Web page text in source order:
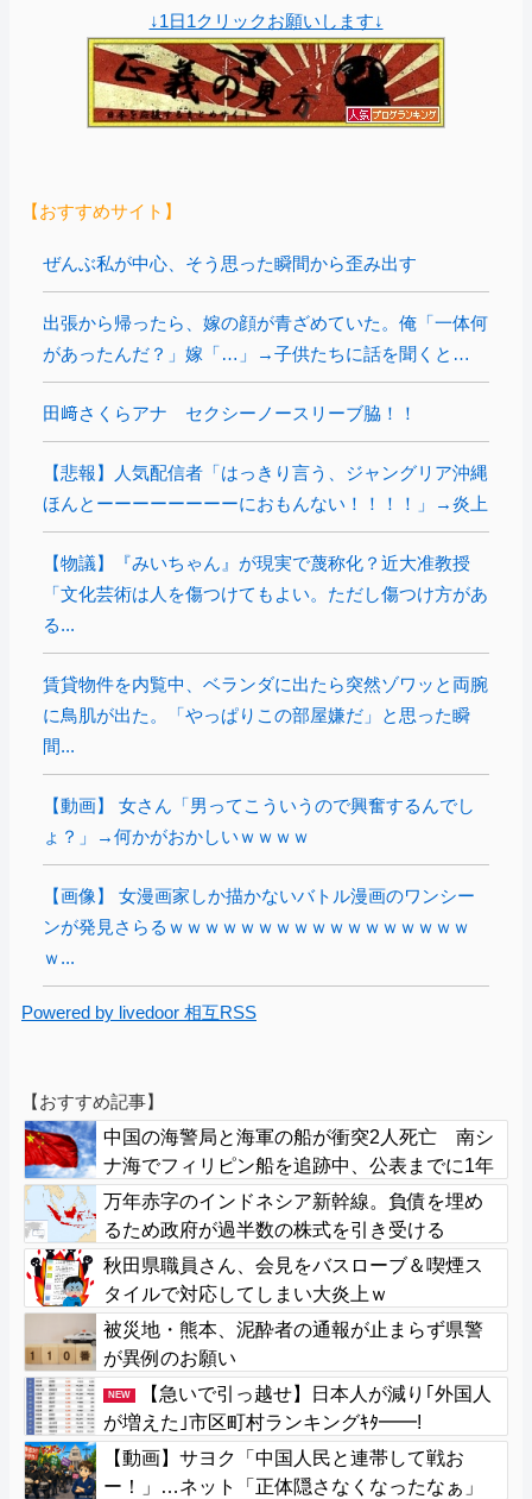
↓1日1クリックお願いします↓
【おすすめサイト】
ぜんぶ私が中心、そう思った瞬間から歪み出す
出張から帰ったら、嫁の顔が青ざめていた。俺「一体何
があったんだ？」嫁「…」→子供たちに話を聞くと…
田﨑さくらアナ セクシーノースリーブ脇！！
【悲報】人気配信者「はっきり言う、ジャングリア沖縄
ほんとーーーーーーーーにおもんない！！！！」→炎上
【物議】『みいちゃん』が現実で蔑称化？近大准教授
「文化芸術は人を傷つけてもよい。ただし傷つけ方があ
る...
賃貸物件を内覧中、ベランダに出たら突然ゾワッと両腕
に鳥肌が出た。「やっぱりこの部屋嫌だ」と思った瞬
間...
【動画】 女さん「男ってこういうので興奮するんでし
ょ？」→何かがおかしいｗｗｗｗ
【画像】 女漫画家しか描かないバトル漫画のワンシー
ンが発見さらるｗｗｗｗｗｗｗｗｗｗｗｗｗｗｗｗｗ
ｗ...
Powered by livedoor 相互RSS
【おすすめ記事】
中国の海警局と海軍の船が衝突2人死亡 南シ
ナ海でフィリピン船を追跡中、公表までに1年
万年赤字のインドネシア新幹線。負債を埋め
るため政府が過半数の株式を引き受ける
秋田県職員さん、会見をバスローブ＆喫煙ス
タイルで対応してしまい大炎上ｗ
被災地・熊本、泥酔者の通報が止まらず県警
が異例のお願い
NEW
【急いで引っ越せ】日本人が減り｢外国人
が増えた｣市区町村ランキングｷﾀ━━!
【動画】サヨク「中国人民と連帯して戦お
ー！」…ネット「正体隠さなくなったなぁ」